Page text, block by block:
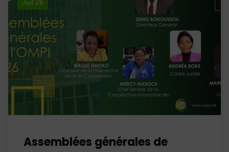
Juil 26
Assemblées générales de